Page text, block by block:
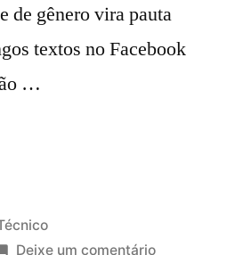
de gênero vira pauta
textos no Facebook
…
Deixe um comentário